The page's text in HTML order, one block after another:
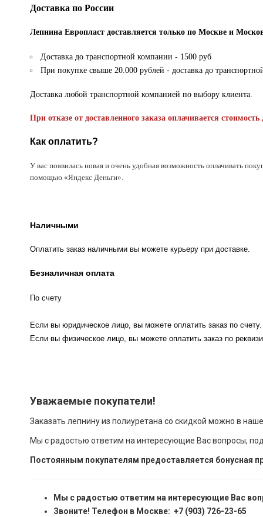
Доставка по России
Лепнина Европласт доставляется только по Москве и
Доставка до транспортной компании - 1500 руб
При покупке свыше 20.000 рублей - доставка до
Доставка любой транспортной компанией по выбору клиента.
При отказе от доставленного заказа оплачивается стоимость
Как оплатить?
У вас появилась новая и очень удобная возможность оплачивать
помощью «Яндекс Деньги».
Наличными
Оплатить заказ наличными вы можете курьеру при доставке.
Безналичная оплата
По счету
Если вы юридическое лицо, вы можете оплатить заказ по счету.
Если вы физическое лицо, вы можете оплатить заказ по
Уважаемые покупатели!
Заказать лепнину из полиуретана со скидкой можно в
Мы с радостью ответим на интересующие Вас вопросы,
Постоянным покупателям предоставляется бонусная
Мы с радостью ответим на интересующие Вас
Звоните! Телефон в Москве: +7 (903) 726-23-65